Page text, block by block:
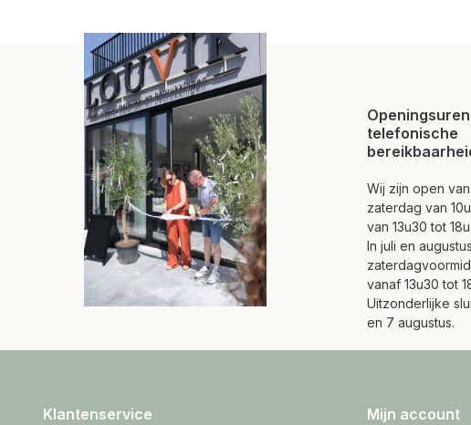
telefonische
Wij zijn open
zaterdag van
van 13u30 tot 18u.
In juli en
vanaf 13u30 tot
Uitzonderlijke
en 7 augustus.
Klantenservice Mijn account